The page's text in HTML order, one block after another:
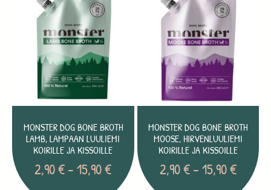
MONSTER DOG BONE BROTH
LAMB, LAMPAAN LUULIEMI
KOIRILLE JA KISSOILLE
2,90€– 15,90€
MONSTER DOG BONE BROTH
MOOSE, HIRVENLUULIEMI
KOIRILLE JA KISSOILLE
2,90€ –15,90€